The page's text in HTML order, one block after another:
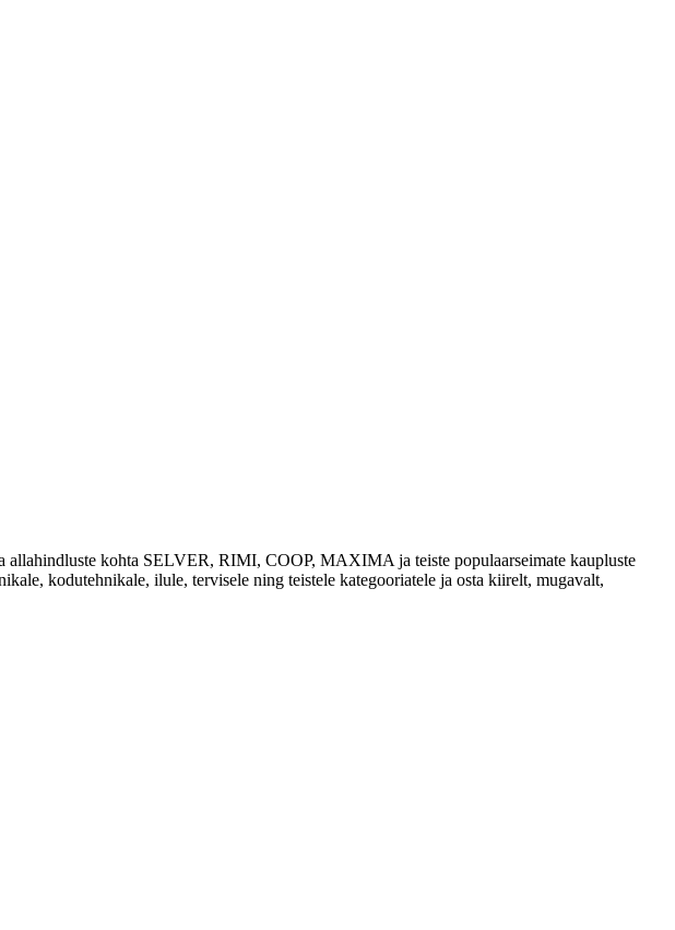
allahindluste kohta SELVER, RIMI, COOP, MAXIMA ja teiste populaarseimate kaupluste
kodutehnikale, ilule, tervisele ning teistele kategooriatele ja osta kiirelt, mugavalt,